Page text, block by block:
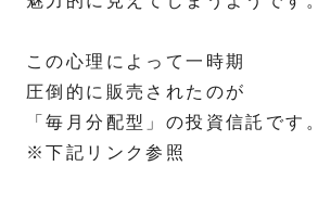
この心理によって一時期
圧倒的に販売されたのが
「毎月分配型」の投資信託です。
※下記リンク参照